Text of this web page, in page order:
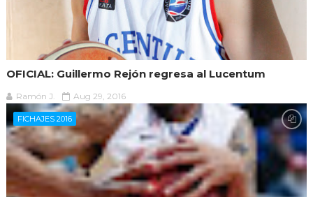
OFICIAL: Guillermo Rejón regresa al Lucentum
Ramón J. Aug 29, 2016
FICHAJES 2016